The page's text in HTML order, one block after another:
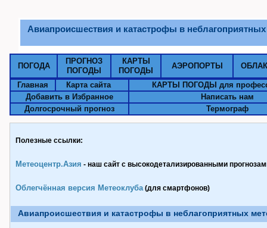
Авиапроисшествия и катастрофы в
ПОГОДА
ПРОГНОЗ
ПОГОДЫ
КАРТЫ
ПОГОДЫ
АЭРОПОРТЫ
Главная Карта сайта
КАРТЫ ПОГОДЫ для
Добавить в Избранное
Написать нам
Долгосрочный прогноз
Термограф
Полезные ссылки:
Метеоцентр.Азия - наш сайт с высокодетализированными
Облегчённая версия Метеоклуба(для смартфонов)
Авиапроисшествия и катастрофы в неблагоприятных